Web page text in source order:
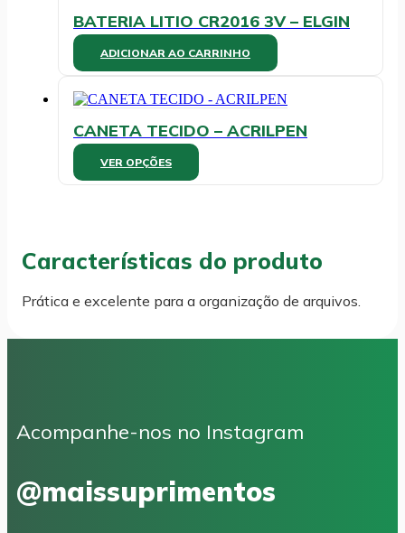
do
BATERIA LITIO CR2016 3V – ELGIN
ADICIONAR AO CARRINHO
CANETA TECIDO – ACRILPEN
VER OPÇÕES
produto
opções
podem
escolhidas
página
Características do produto
Prática e excelente para a organização de arquivos.
Acompanhe-nos no Instagram
@maissuprimentos